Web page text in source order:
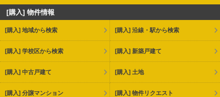
[購入] 物件情報
[購入] 地域から検索 [購入] 沿線・駅から検索
[購入] 学校区から検索 [購入] 新築戸建て
[購入] 中古戸建て [購入] 土地
[購入] 分譲マンション [購入] 物件リクエスト